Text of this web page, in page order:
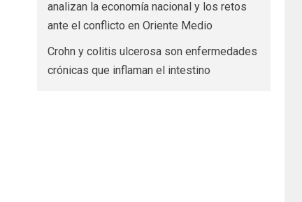
analizan la economía nacional y los retos
ante el conflicto en Oriente Medio
Crohn y colitis ulcerosa son enfermedades
crónicas que inflaman el intestino